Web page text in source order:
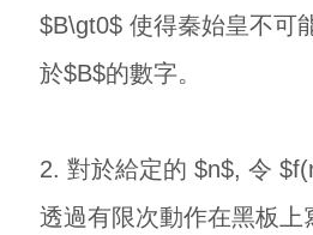
$B\gt0$ 使得秦始皇不可
於$B$的數字。
2. 對於給定的 $n$, 令
透過有限次動作在黑板上